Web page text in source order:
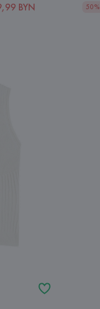
BYN 50%